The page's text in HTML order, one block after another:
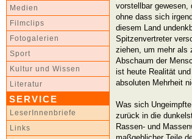
Medien
Filmclips
Fotogalerien
Sport
Kultur und Wissen
Literatur
SERVICE
LeserInnenbriefe
Links
vorstellbar
ohne dass sich
diesem Land
Spitzenvertreter
ziehen, um mehr als
Abschaum der
ist heute Realität
absoluten Mehrheit
Was sich
zurück in die
Rassen- und